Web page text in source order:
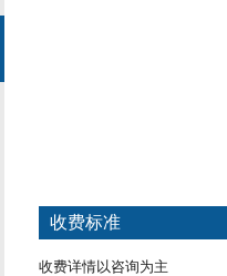
收费标准
收费详情以咨询为主